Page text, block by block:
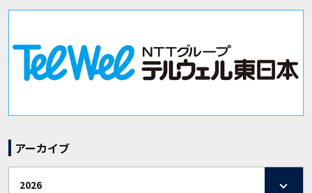
アーカイブ
2026